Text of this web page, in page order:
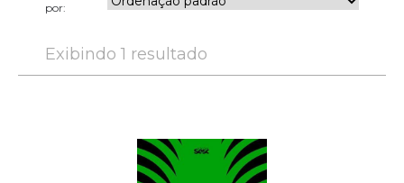
por:
Exibindo 1 resultado